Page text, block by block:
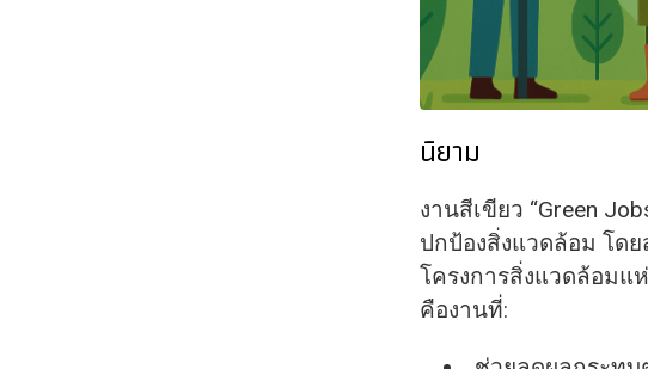
นิยาม
งานสีเขียว “Green
ปกป้องสิ่งแวดล้อม โด
โครงการสิ่งแวดล้อมแ
คืองานที่: